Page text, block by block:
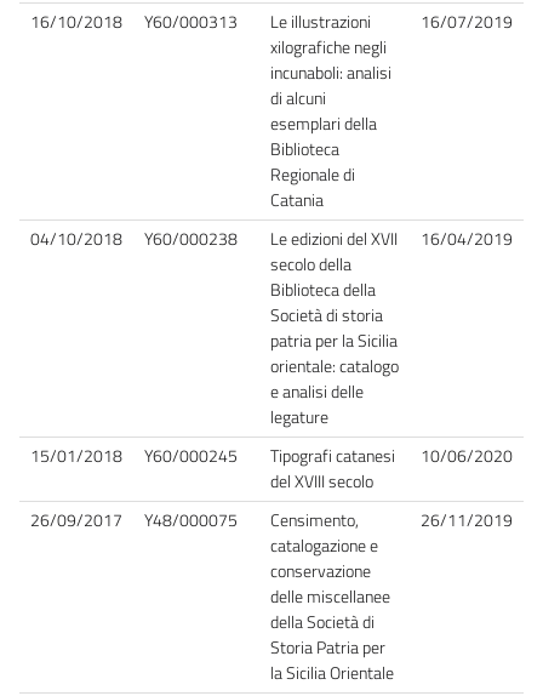
16/10/2018 Y60/000313
Le illustrazioni
xilografiche negli
incunaboli: analisi
di alcuni
esemplari della
Biblioteca
Regionale di
Catania
16/07/2019
04/10/2018 Y60/000238
Le edizioni del XVII
secolo della
Biblioteca della
Società di storia
patria per la Sicilia
orientale: catalogo
e analisi delle
legature
16/04/2019
15/01/2018 Y60/000245
Tipografi catanesi
del XVIII secolo
10/06/2020
26/09/2017 Y48/000075
Censimento,
catalogazione e
conservazione
delle miscellanee
della Società di
Storia Patria per
la Sicilia Orientale
26/11/2019